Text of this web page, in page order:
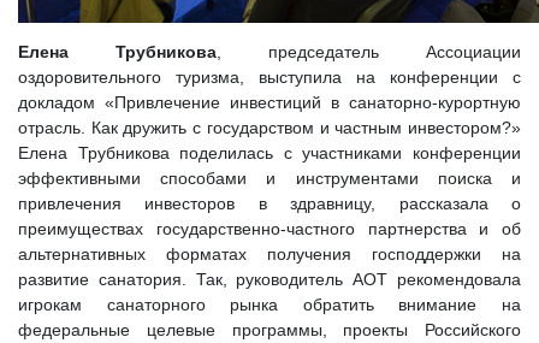
Елена Трубникова , председатель Ассоциации
оздоровительного туризма, выступила на конференции с
докладом «Привлечение инвестиций в санаторно-курортную
отрасль. Как дружить с государством и частным инвестором?»
Елена Трубникова поделилась с участниками конференции
эффективными способами и инструментами поиска и
привлечения инвесторов в здравницу, рассказала о
преимуществах государственно-частного партнерства и об
альтернативных форматах получения господдержки на
развитие санатория. Так, руководитель АОТ рекомендовала
игрокам санаторного рынка обратить внимание на
федеральные целевые программы, проекты Российского